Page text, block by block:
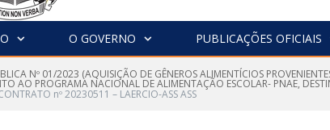
O GOVERNO PUBLICAÇÕES OFICIAIS
Nº 01/2023 (AQUISIÇÃO DE GÊNEROS ALIMENTÍCIOS
AO PROGRAMA NACIONAL DE ALIMENTAÇÃO ESCOLAR- PNAE,
nº 20230511 – LAERCIO-ASS ASS